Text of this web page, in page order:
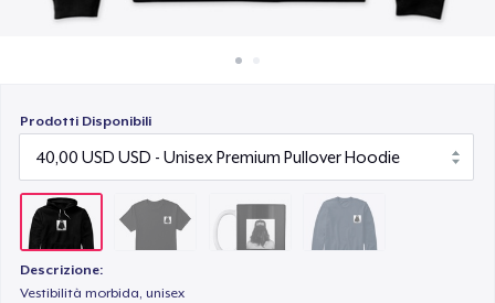
Prodotti Disponibili
Descrizione:
Vestibilità morbida, unisex